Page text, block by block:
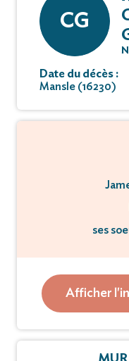
CG
Date du décès :
Mansle (16230)
ses
l'ensemble
Mme
Afficher